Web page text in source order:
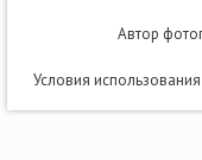
Автор
Условия